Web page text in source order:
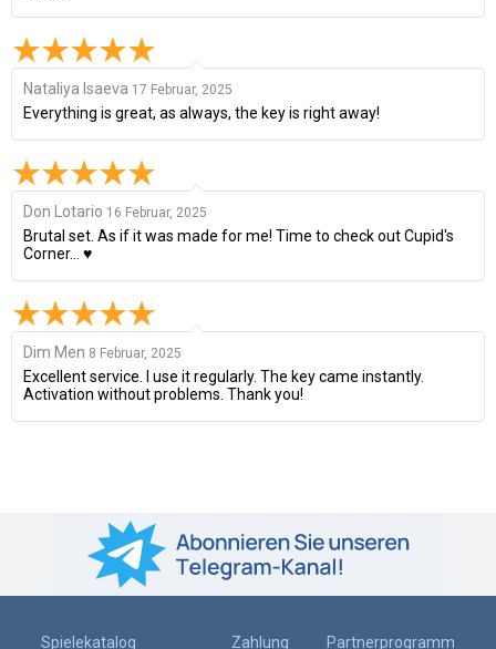
Nataliya Isaeva 17 Februar, 2025
Everything is great, as always, the key is right away!
Don Lotario 16 Februar, 2025
Brutal set. As if it was made for me! Time to check out Cupid's
Corner... ♥
Dim Men 8 Februar, 2025
Excellent service. I use it regularly. The key came instantly.
Activation without problems. Thank you!
Spielekatalog Zahlung Partnerprogramm